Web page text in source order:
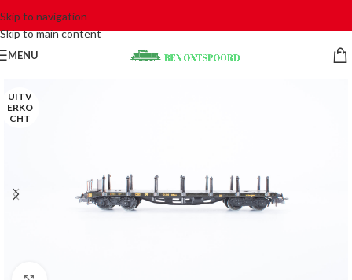
Skip to navigation
Skip to main content
MENU
UITV
ERKO
CHT